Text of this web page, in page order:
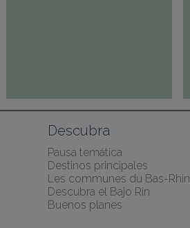
Descubra
Pausa temática
Destinos principales
Les communes du Bas-Rhin
Descubra el Bajo Rin
Buenos planes